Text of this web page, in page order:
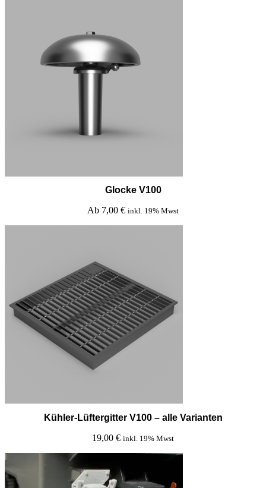
Glocke V100
Ab 7,00 € inkl. 19% Mwst
Kühler-Lüftergitter V100 – alle Varianten
19,00 € inkl. 19% Mwst